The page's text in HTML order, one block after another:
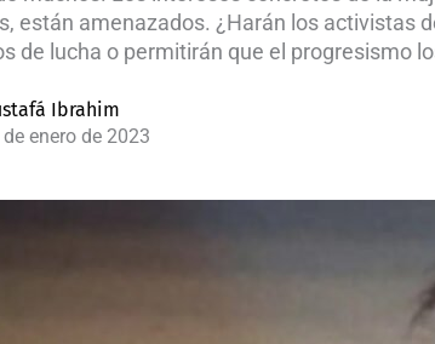
están amenazados. ¿Harán los activistas
de lucha o permitirán que el progresismo
Ibrahim
enero de 2023